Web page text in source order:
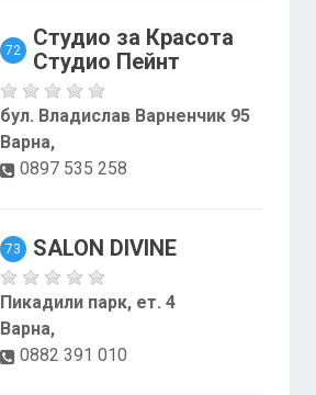
72
Студио за Красота
Студио Пейнт
бул. Владислав Варненчик 95
Варна,
0897 535 258
73 SALON DIVINE
Пикадили парк, ет. 4
Варна,
0882 391 010